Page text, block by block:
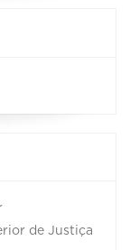
de Justiça